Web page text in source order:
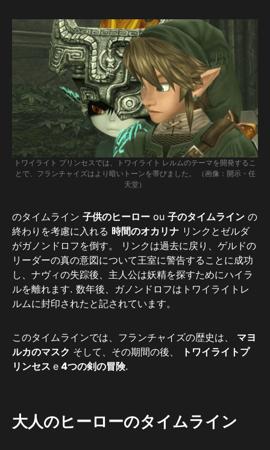
トワイライト プリンセスでは、トワイライト レルムのテーマを開発するこ
とで、フランチャイズはより暗いトーンを帯びました。 （画像：開示・任
天堂）
のタイムライン 子供のヒーロー ou 子のタイムライン の
終わりを考慮に入れる 時間のオカリナ リンクとゼルダ
がガノンドロフを倒す。 リンクは過去に戻り、ゲルドの
リーダーの真の意図について王室に警告することに成功
し、ナヴィの失踪後、主人公は妖精を探すためにハイラ
ルを離れます. 数年後、ガノンドロフはトワイライトレ
ルムに封印されたと記されています。
このタイムラインでは、フランチャイズの歴史は、 マヨ
ルカのマスク そして、その期間の後、
トワイライトプ
リンセス e 4つの剣の冒険.
大人のヒーローのタイムライン